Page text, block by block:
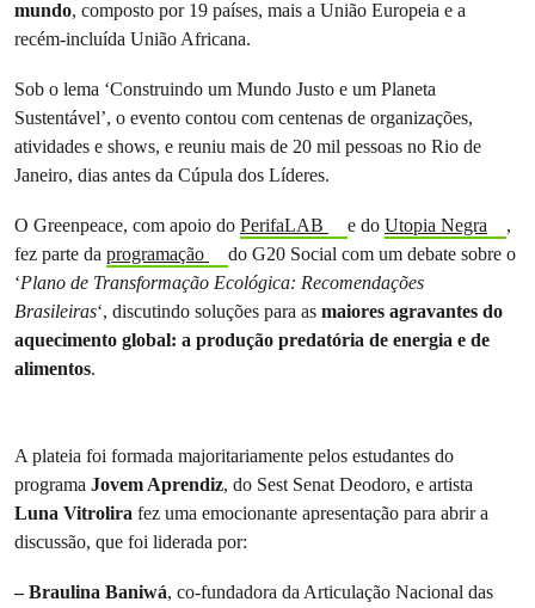
mundo, composto por 19 países, mais a União Europeia e a
recém-incluída União Africana.
Sob o lema ‘Construindo um Mundo Justo e um Planeta
Sustentável’, o evento contou com centenas de organizações,
atividades e shows, e reuniu mais de 20 mil pessoas no Rio de
Janeiro, dias antes da Cúpula dos Líderes.
O Greenpeace, com apoio do PerifaLAB e do Utopia Negra
,
fez parte da programação
do G20 Social com um debate sobre o
‘Plano de Transformação Ecológica: Recomendações
Brasileiras‘, discutindo soluções para as maiores agravantes do
aquecimento global: a produção predatória de energia e de
alimentos.
A plateia foi formada majoritariamente pelos estudantes do
programa Jovem Aprendiz, do Sest Senat Deodoro, e artista
Luna Vitrolira fez uma emocionante apresentação para abrir a
discussão, que foi liderada por:
– Braulina Baniwá, co-fundadora da Articulação Nacional das